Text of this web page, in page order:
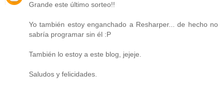
Grande este último sorteo!!
Yo también estoy enganchado a Resharper... de hecho no
sabría programar sin él :P
También lo estoy a este blog, jejeje.
Saludos y felicidades.